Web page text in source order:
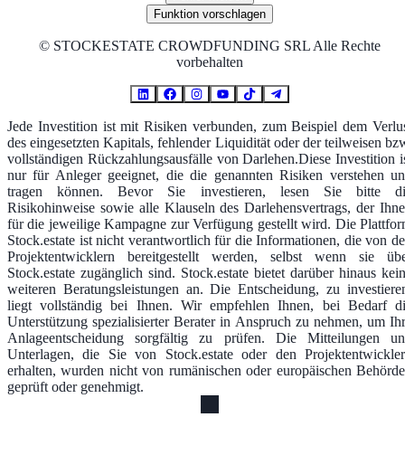
Funktion vorschlagen
© STOCKESTATE CROWDFUNDING SRL Alle Rechte
vorbehalten
Jede Investition ist mit Risiken verbunden, zum Beispiel dem
des eingesetzten Kapitals, fehlender Liquidität oder der teilweisen
vollständigen Rückzahlungsausfälle von Darlehen.Diese Investition
nur für Anleger geeignet, die die genannten Risiken verstehen
tragen können. Bevor Sie investieren, lesen Sie bitte
Risikohinweise sowie alle Klauseln des Darlehensvertrags, der
für die jeweilige Kampagne zur Verfügung gestellt wird. Die
Stock.estate ist nicht verantwortlich für die Informationen, die von
Projektentwicklern bereitgestellt werden, selbst wenn sie
Stock.estate zugänglich sind. Stock.estate bietet darüber hinaus
weiteren Beratungsleistungen an. Die Entscheidung, zu
liegt vollständig bei Ihnen. Wir empfehlen Ihnen, bei Bedarf
Unterstützung spezialisierter Berater in Anspruch zu nehmen, um
Anlageentscheidung sorgfältig zu prüfen. Die Mitteilungen
Unterlagen, die Sie von Stock.estate oder den
erhalten, wurden nicht von rumänischen oder europäischen
geprüft oder genehmigt.